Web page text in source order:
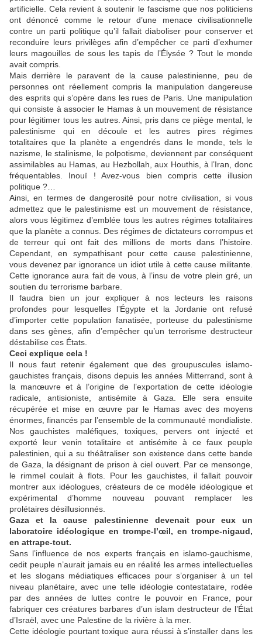
artificielle. Cela revient à soutenir le fascisme que nos politiciens
ont dénoncé comme le retour d’une menace civilisationnelle
contre un parti politique qu’il fallait diaboliser pour conserver et
reconduire leurs privilèges afin d’empêcher ce parti d’exhumer
leurs magouilles de sous les tapis de l’Élysée ? Tout le monde
avait compris.
Mais derrière le paravent de la cause palestinienne, peu de
personnes ont réellement compris la manipulation dangereuse
des esprits qui s’opère dans les rues de Paris. Une manipulation
qui consiste à associer le Hamas à un mouvement de résistance
pour légitimer tous les autres. Ainsi, pris dans ce piège mental, le
palestinisme qui en découle et les autres pires régimes
totalitaires que la planète a engendrés dans le monde, tels le
nazisme, le stalinisme, le polpotisme, deviennent par conséquent
assimilables au Hamas, au Hezbollah, aux Houthis, à l’Iran, donc
fréquentables. Inouï ! Avez-vous bien compris cette illusion
politique ?…
Ainsi, en termes de dangerosité pour notre civilisation, si vous
admettez que le palestinisme est un mouvement de résistance,
alors vous légitimez d’emblée tous les autres régimes totalitaires
que la planète a connus. Des régimes de dictateurs corrompus et
de terreur qui ont fait des millions de morts dans l’histoire.
Cependant, en sympathisant pour cette cause palestinienne,
vous devenez par ignorance un idiot utile à cette cause militante.
Cette ignorance aura fait de vous, à l’insu de votre plein gré, un
soutien du terrorisme barbare.
Il faudra bien un jour expliquer à nos lecteurs les raisons
profondes pour lesquelles l’Égypte et la Jordanie ont refusé
d’importer cette population fanatisée, porteuse du palestinisme
dans ses gènes, afin d’empêcher qu’un terrorisme destructeur
déstabilise ces États.
Ceci explique cela !
Il nous faut retenir également que des groupuscules islamo-
gauchistes français, disons depuis les années Mitterrand, sont à
la manœuvre et à l’origine de l’exportation de cette idéologie
radicale, antisioniste, antisémite à Gaza. Elle sera ensuite
récupérée et mise en œuvre par le Hamas avec des moyens
énormes, financés par l’ensemble de la communauté mondialiste.
Nos gauchistes maléfiques, toxiques, pervers ont injecté et
exporté leur venin totalitaire et antisémite à ce faux peuple
palestinien, qui a su théâtraliser son existence dans cette bande
de Gaza, la désignant de prison à ciel ouvert. Par ce mensonge,
le rimmel coulait à flots. Pour les gauchistes, il fallait pouvoir
montrer aux idéologues, créateurs de ce modèle idéologique et
expérimental d’homme nouveau pouvant remplacer les
prolétaires désillusionnés.
Gaza et la cause palestinienne devenait pour eux un
laboratoire idéologique en trompe-l’œil, en trompe-nigaud,
en attrape-tout.
Sans l’influence de nos experts français en islamo-gauchisme,
cedit peuple n’aurait jamais eu en réalité les armes intellectuelles
et les slogans médiatiques efficaces pour s’organiser à un tel
niveau planétaire, avec une telle idéologie contestataire, rodée
par des années de luttes contre le pouvoir en France, pour
fabriquer ces créatures barbares d’un islam destructeur de l’État
d’Israël, avec une Palestine de la rivière à la mer.
Cette idéologie pourtant toxique aura réussi à s’installer dans les